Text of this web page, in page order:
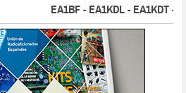
EA1BF - EA1KDL - EA1KDT -